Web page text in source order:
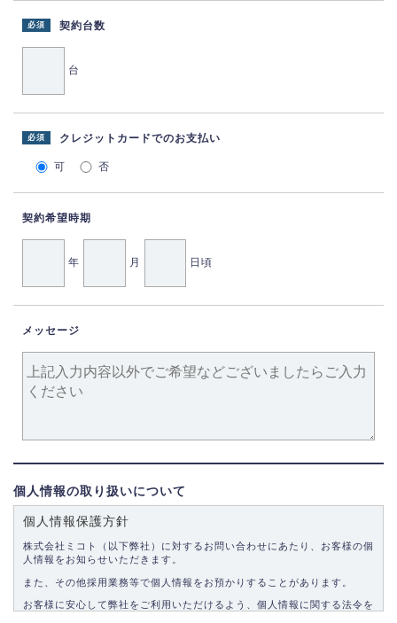
契約台数
必須
台
クレジットカードでのお支払い
必須
可 否
契約希望時期
年 月 日頃
メッセージ
個人情報の取り扱いについて
個人情報保護方針
株式会社ミコト（以下弊社）に対するお問い合わせにあたり、お客様の個
人情報をお知らせいただきます。
また、その他採用業務等で個人情報をお預かりすることがあります。
お客様に安心して弊社をご利用いただけるよう、個人情報に関する法令を